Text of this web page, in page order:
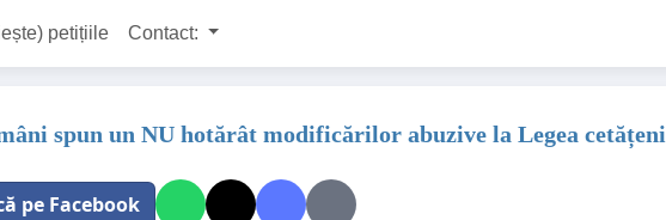
petițiile Contact:
spun un NU hotărât modificărilor abuzive la Legea
pe Facebook